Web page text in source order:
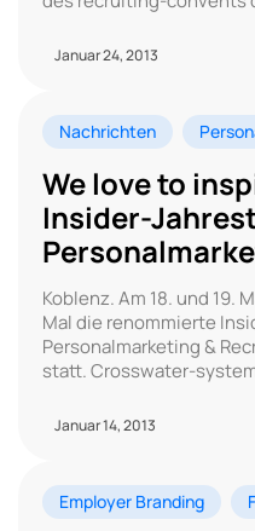
Januar 24, 2013
Nachrichten
We love to
Insider-
Koblenz. Am 18. und 19.
Mal die renommierte
Personalmarketing &
statt. Crosswater-
Januar 14, 2013
Employer Branding